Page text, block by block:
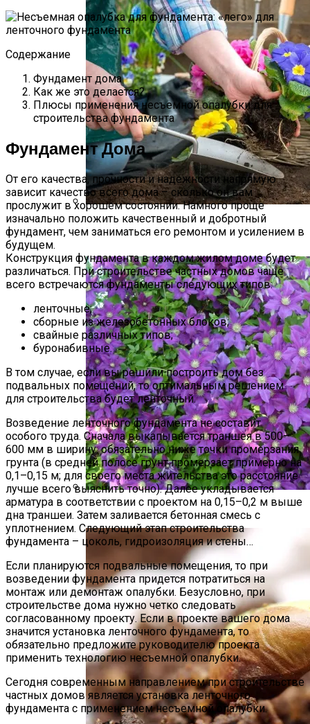
Виды Цветов Для Посадки В Апреле,
Чтобы Быстрее Зацвели
Размножение Клематиса Семенами
Содержание
Фундамент дома
Как же это делается?
Плюсы применения несъемной опалубки для
строительства фундамента
Фундамент Дома
От его качества, прочности и надежности напрямую
зависит качество всего дома – сколько он вам
прослужит в хорошем состоянии. Намного проще
изначально положить качественный и добротный
фундамент, чем заниматься его ремонтом и усилением в
будущем.
Конструкция фундамента в каждом жилом доме будет
различаться. При строительстве частных домов чаще
всего встречаются фундаменты следующих типов:
ленточные;
сборные из железобетонных блоков;
свайные различных типов;
буронабивные.
В том случае, если вы решили построить дом без
подвальных помещений, то оптимальным решением
для строительства будет ленточный.
Возведение ленточного фундамента не составит
особого труда. Сначала выкапывается траншея в 500–
600 мм в ширину, обязательно ниже точки промерзания
грунта (в средней полосе грунт промерзает примерно на
0,1–0,15 м; для своего места жительства это расстояние
лучше всего выяснить точно). Далее укладывается
арматура в соответствии с проектом на 0,15–0,2 м выше
дна траншеи. Затем заливается бетонная смесь с
уплотнением. Следующий этап строительства
фундамента – цоколь, гидроизоляция и стены…
Если планируются подвальные помещения, то при
возведении фундамента придется потратиться на
монтаж или демонтаж опалубки. Безусловно, при
строительстве дома нужно четко следовать
согласованному проекту. Если в проекте вашего дома
значится установка ленточного фундамента, то
обязательно предложите руководителю проекта
применить технологию несъемной опалубки.
Сегодня современным направлением при строительстве
частных домов является установка ленточного
фундамента с применением несъемной опалубки.